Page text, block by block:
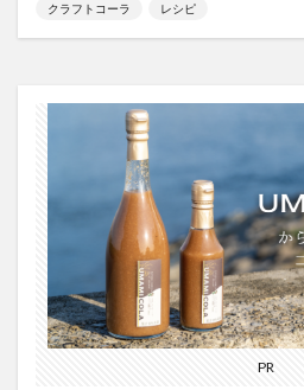
クラフトコーラ レシピ
PR